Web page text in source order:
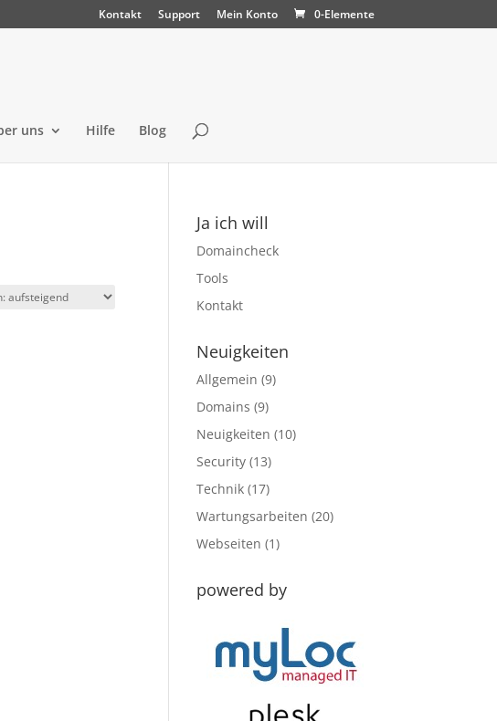
Kontakt Support Mein Konto 0-Elemente
uns Hilfe Blog
Ja ich will
Domaincheck
Tools
Kontakt
Neuigkeiten
Allgemein (9)
Domains (9)
Neuigkeiten (10)
Security (13)
Technik (17)
Wartungsarbeiten (20)
Webseiten (1)
powered by